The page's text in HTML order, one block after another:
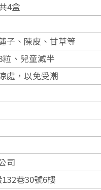
4盒
子、陳皮、甘草等
粒、兒童減半
處，以免受潮
司
巷30號6樓